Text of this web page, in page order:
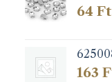
64 Ft
163